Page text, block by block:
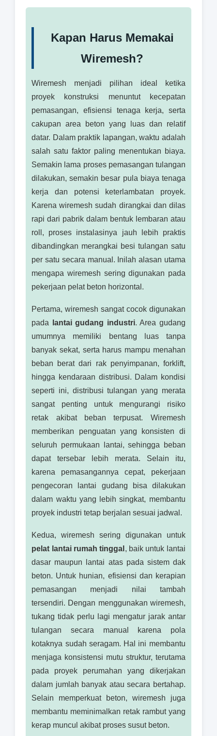
Kapan Harus Memakai
Wiremesh?
Wiremesh menjadi pilihan ideal ketika
proyek konstruksi menuntut kecepatan
pemasangan, efisiensi tenaga kerja, serta
cakupan area beton yang luas dan relatif
datar. Dalam praktik lapangan, waktu adalah
salah satu faktor paling menentukan biaya.
Semakin lama proses pemasangan tulangan
dilakukan, semakin besar pula biaya tenaga
kerja dan potensi keterlambatan proyek.
Karena wiremesh sudah dirangkai dan dilas
rapi dari pabrik dalam bentuk lembaran atau
roll, proses instalasinya jauh lebih praktis
dibandingkan merangkai besi tulangan satu
per satu secara manual. Inilah alasan utama
mengapa wiremesh sering digunakan pada
pekerjaan pelat beton horizontal.
Pertama, wiremesh sangat cocok digunakan
pada
lantai gudang industri. Area gudang
umumnya memiliki bentang luas tanpa
banyak sekat, serta harus mampu menahan
beban berat dari rak penyimpanan, forklift,
hingga kendaraan distribusi. Dalam kondisi
seperti ini, distribusi tulangan yang merata
sangat penting untuk mengurangi risiko
retak akibat beban terpusat. Wiremesh
memberikan penguatan yang konsisten di
seluruh permukaan lantai, sehingga beban
dapat tersebar lebih merata. Selain itu,
karena pemasangannya cepat, pekerjaan
pengecoran lantai gudang bisa dilakukan
dalam waktu yang lebih singkat, membantu
proyek industri tetap berjalan sesuai jadwal.
Kedua, wiremesh sering digunakan untuk
pelat lantai rumah tinggal , baik untuk lantai
dasar maupun lantai atas pada sistem dak
beton. Untuk hunian, efisiensi dan kerapian
pemasangan menjadi nilai tambah
tersendiri. Dengan menggunakan wiremesh,
tukang tidak perlu lagi mengatur jarak antar
tulangan secara manual karena pola
kotaknya sudah seragam. Hal ini membantu
menjaga konsistensi mutu struktur, terutama
pada proyek perumahan yang dikerjakan
dalam jumlah banyak atau secara bertahap.
Selain memperkuat beton, wiremesh juga
membantu meminimalkan retak rambut yang
kerap muncul akibat proses susut beton.